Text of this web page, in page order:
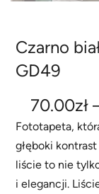
Czarno
GD49
70.00zł
Fototapeta,
głęboki
liście to nie
i elegancji.